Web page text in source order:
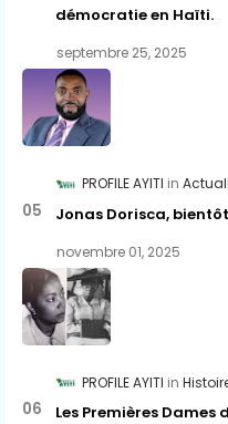
démocratie en Haïti.
septembre 25, 2025
PROFILE AYITI
Jonas Dorisca,
novembre 01, 2025
PROFILE AYITI
Les Premières